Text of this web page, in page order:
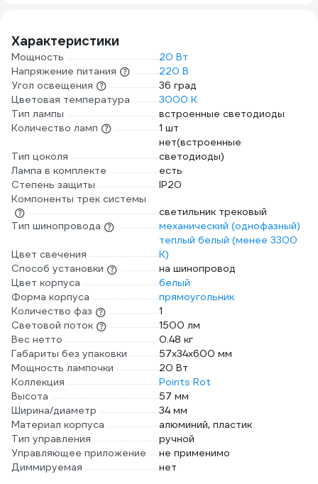
Характеристики
Мощность
20 Вт
Напряжение питания
220 В
Угол освещения
36 град
Цветовая температура
3000 К
Тип лампы
встроенные светодиоды
Количество ламп
1 шт
Тип цоколя
нет(встроенные
светодиоды)
Лампа в комплекте
есть
Степень защиты
IP20
Компоненты трек системы
светильник трековый
Тип шинопровода
механический (однофазный)
Цвет свечения
теплый белый (менее 3300
К)
Способ установки
на шинопровод
Цвет корпуса
белый
Форма корпуса
прямоугольник
Количество фаз
1
Световой поток
1500 лм
Вес нетто
0.48 кг
Габариты без упаковки
57х34х600 мм
Мощность лампочки
20 Вт
Коллекция
Points Rot
Высота
57 мм
Ширина/диаметр
34 мм
Материал корпуса
алюминий, пластик
Тип управления
ручной
Управляющее приложение
не применимо
Диммируемая
нет